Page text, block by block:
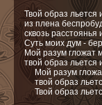
Твой образ льется
из плена
cквозь расстоянья
Cуть моих дум -
Мой разум гложат
твой образ льется
Мой разум
твой образ
Твой образ